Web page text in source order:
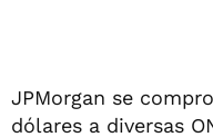
JPMorgan se
dólares a diversas